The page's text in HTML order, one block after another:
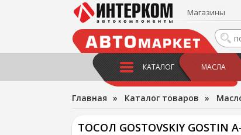
Магазины
КАТАЛОГ МАСЛА
Главная » Каталог товаров »
ТОСОЛ GOSTOVSKIY GOSTIN